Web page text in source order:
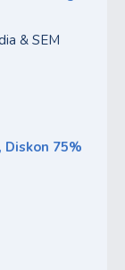
& SEM
75%